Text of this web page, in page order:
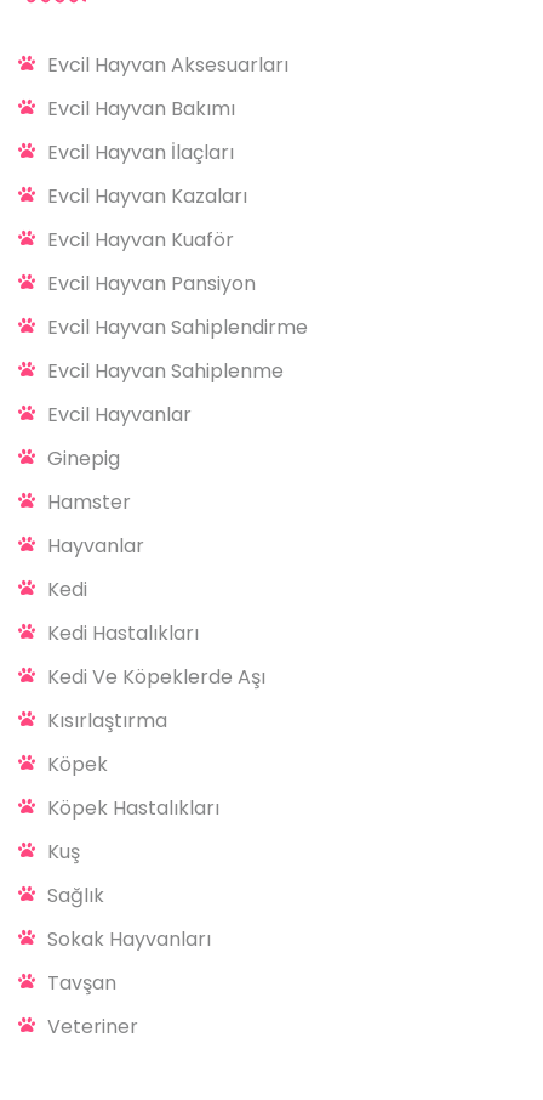
Evcil Hayvan Aksesuarları
Evcil Hayvan Bakımı
Evcil Hayvan İlaçları
Evcil Hayvan Kazaları
Evcil Hayvan Kuaför
Evcil Hayvan Pansiyon
Evcil Hayvan Sahiplendirme
Evcil Hayvan Sahiplenme
Evcil Hayvanlar
Ginepig
Hamster
Hayvanlar
Kedi
Kedi Hastalıkları
Kedi Ve Köpeklerde Aşı
Kısırlaştırma
Köpek
Köpek Hastalıkları
Kuş
Sağlık
Sokak Hayvanları
Tavşan
Veteriner